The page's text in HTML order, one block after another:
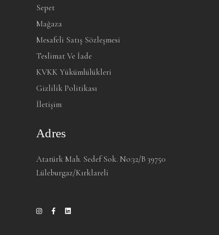
Sepet
Mağaza
Mesafeli Satış Sözleşmesi
Teslimat Ve İade
KVKK Yükümlülükleri
Gizlilik Politikası
İletişim
Adres
Atatürk Mah. Sedef Sok. No:32/B 39750
Lüleburgaz/Kırklareli